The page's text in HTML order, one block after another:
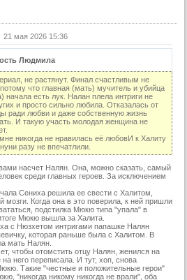
21 мая 2026 15:36
Людмила
не растянут. Финал счастливым не
что главная (мать) мучитель и убийца
начала есть лук. Налан плела интриги не
и просто сильно любила. Отказалась от
ради любви и даже собственную жизнь
И такую участь молодая женщина не
никогда не нравилась её любовИ к Халиту
разу не впечатлили.
насчет Налян. Она, можно сказать, самый
среди главных героев. За исключением
Сениха решила ее свести с Халитом,
мозги. Когда она в это поверила, к ней пришли
подстилка Мюкю типа "упала" в
Мюкю вышла за Халита.
с Нюзхетом интригами папашке Налян
которая раньше была с Халитом. В
мать Налян.
чтобы отомстить отцу Налян, женился на
на него переписала. И тут, хоп, снова
Такие "честные и положительные герои"
"никогда никому никогда не врали", оба